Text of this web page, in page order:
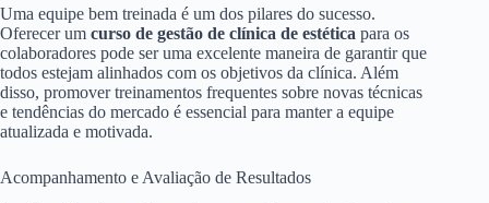
Uma equipe bem treinada é um dos pilares do sucesso.
Oferecer um curso de gestão de clínica de estética para os
colaboradores pode ser uma excelente maneira de garantir que
todos estejam alinhados com os objetivos da clínica. Além
disso, promover treinamentos frequentes sobre novas técnicas
e tendências do mercado é essencial para manter a equipe
atualizada e motivada.
Acompanhamento e Avaliação de Resultados